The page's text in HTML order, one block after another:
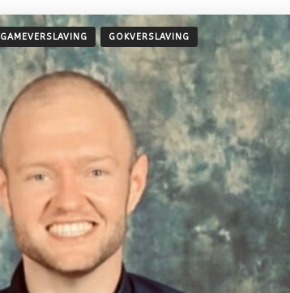
GAMEVERSLAVING GOKVERSLAVING